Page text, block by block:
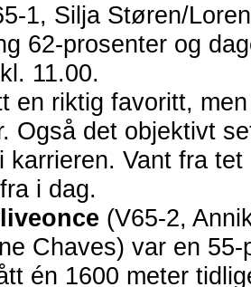
1, Silja Støren/
62-prosenter og
11.00.
en riktig favoritt,
Også det objektivt
karrieren. Vant fra tet
i dag.
(V65-2,
Chaves) var en
én 1600 meter